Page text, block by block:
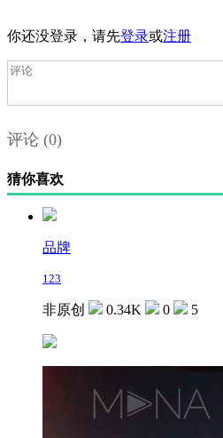
你还没登录，请先登录或注册
评论 (0)
猜你喜欢
品牌
123
非原创 0.34K 0 5